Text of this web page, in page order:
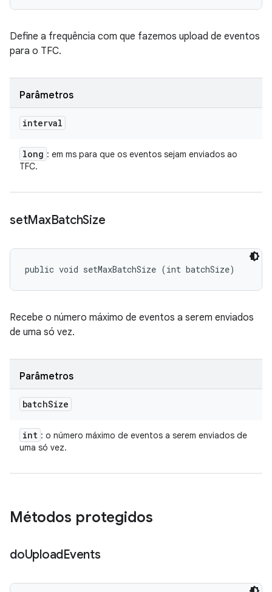
Define a frequência com que fazemos upload de eventos
para o TFC.
Parâmetros
interval
long : em ms para que os eventos sejam enviados ao
TFC.
setMaxBatchSize
public void setMaxBatchSize (int batchSize)
Recebe o número máximo de eventos a serem enviados
de uma só vez.
Parâmetros
batchSize
int : o número máximo de eventos a serem enviados de
uma só vez.
Métodos protegidos
doUploadEvents